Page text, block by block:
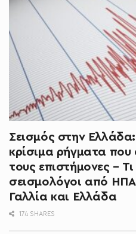
Σεισμός στην
κρίσιμα ρήγματα που
τους επιστήμονες – Τι
σεισμολόγοι από
Γαλλία και Ελλάδα
174 SHARES